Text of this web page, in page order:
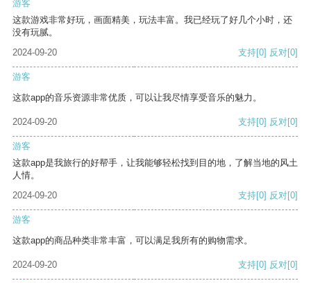
游客
这款游戏非常好玩，画面精美，玩法丰富。我已经玩了好几个小时，还
没有玩腻。
2024-09-20
支持[0] 反对[0]
游客
这款app的音乐资源非常优质，可以让我尽情享受音乐的魅力。
2024-09-20 支持[0] 反对[0]
游客
这款app是我旅行的好帮手，让我能够轻松找到目的地，了解当地的风土
人情。
2024-09-20
支持[0] 反对[0]
游客
这款app的商品种类非常丰富，可以满足我所有的购物需求。
2024-09-20 支持[0] 反对[0]